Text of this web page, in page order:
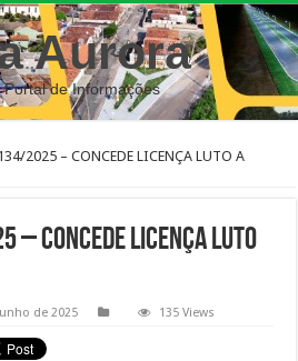
Aurora
Portal de Informações
2025 – CONCEDE LICENÇA LUTO A
CONCEDE LICENÇA LUTO
de 2025 135 Views